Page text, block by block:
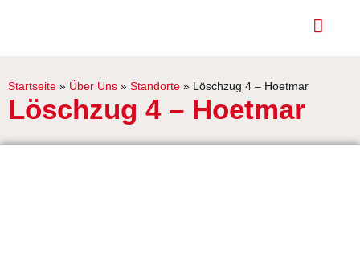
Startseite » Über Uns » Standorte » Löschzug 4 – Hoetmar
Löschzug 4 – Hoetmar